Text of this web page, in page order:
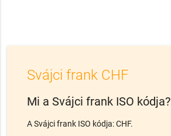
Svájci frank CHF
Mi a Svájci frank ISO kódja?
A Svájci frank ISO kódja: CHF.